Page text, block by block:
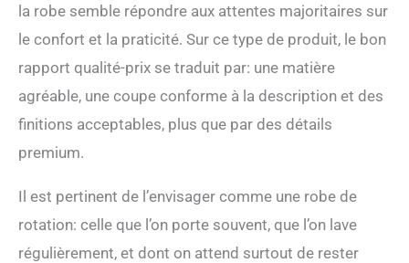
la robe semble répondre aux attentes majoritaires sur
le confort et la praticité. Sur ce type de produit, le bon
rapport qualité-prix se traduit par: une matière
agréable, une coupe conforme à la description et des
finitions acceptables, plus que par des détails
premium.
Il est pertinent de l’envisager comme une robe de
rotation: celle que l’on porte souvent, que l’on lave
régulièrement, et dont on attend surtout de rester